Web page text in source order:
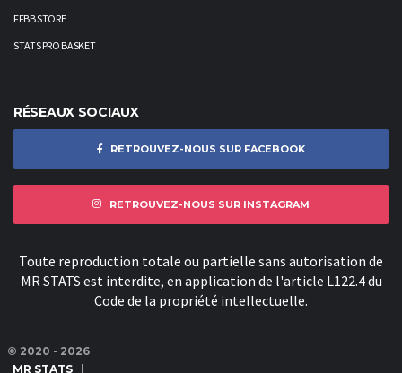
FFBB STORE
STATS PRO BASKET
RÉSEAUX SOCIAUX
RETROUVEZ-NOUS SUR FACEBOOK
RETROUVEZ-NOUS SUR INSTAGRAM
Toute reproduction totale ou partielle sans autorisation de
MR STATS est interdite, en application de l'article L122.4 du
Code de la propriété intellectuelle.
© 2020 - 2026
MR STATS
|